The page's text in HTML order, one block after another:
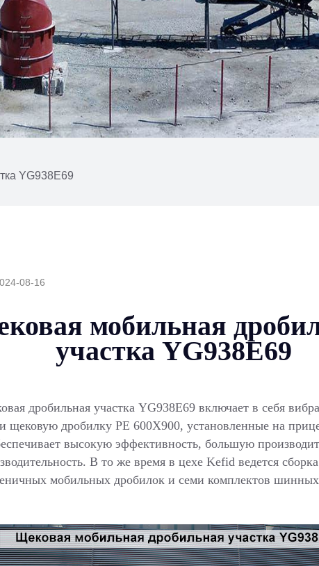
YG938E69
08-16
мобильная
участка YG938E69
дробильная участка YG938E69 включает в себя
щековую дробилку PE 600X900, установленные на
высокую эффективность, большую
В то же время в цехе Kefid ведется
мобильных дробилок и семи комплектов